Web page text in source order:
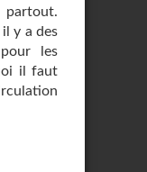
partout.
y a des
les
il faut